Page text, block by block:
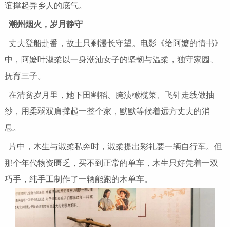
谊撑起异乡人的底气。
潮州烟火，岁月静守
丈夫登船赴番，故土只剩漫长守望。电影《给阿嬷的情书》
中，阿嬷叶淑柔以一身潮汕女子的坚韧与温柔，独守家园、
抚育三子。
在清贫岁月里，她下田割稻、腌渍橄榄菜、飞针走线做抽
纱，用柔弱双肩撑起一整个家，默默等候着远方丈夫的消
息。
片中，木生与淑柔私奔时，淑柔提出彩礼要一辆自行车。但
那个年代物资匮乏，买不到正常的单车，木生只好凭着一双
巧手，纯手工制作了一辆能跑的木单车。